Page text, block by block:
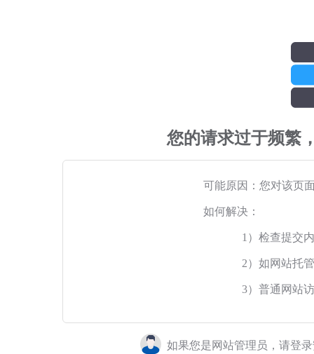
您的请求过于频繁
可能原因：您对该页
如何解决：
1）检查提交
2）如网站托
3）普通网站
如果您是网站管理员，请登